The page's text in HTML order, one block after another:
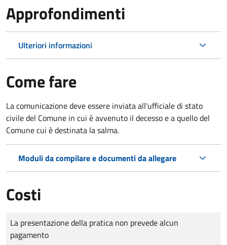
Approfondimenti
Ulteriori informazioni
Come fare
La comunicazione deve essere inviata all'ufficiale di stato
civile del Comune in cui è avvenuto il decesso e a quello del
Comune cui è destinata la salma.
Moduli da compilare e documenti da allegare
Costi
Tipo di pagamento
Importo
La presentazione della pratica non prevede alcun
pagamento